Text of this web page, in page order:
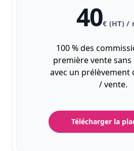
40€ (HT) /
100 % des
première vente
avec un prélèvement
/ vente.
Télécharger la